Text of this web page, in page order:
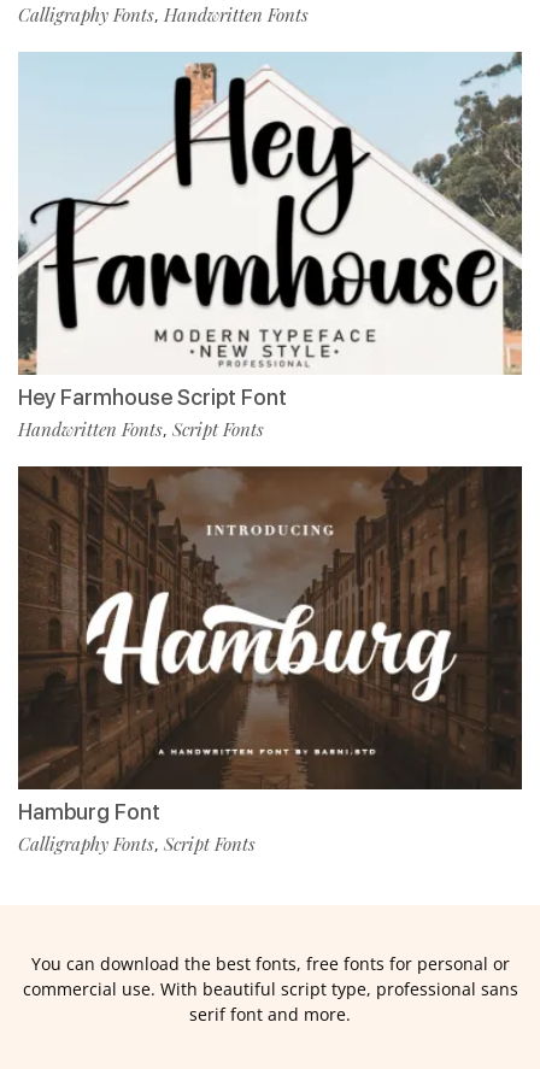
Calligraphy Fonts, Handwritten Fonts
Hey Farmhouse Script Font
Handwritten Fonts, Script Fonts
Hamburg Font
Calligraphy Fonts, Script Fonts
You can download the best fonts, free fonts for personal or
commercial use. With beautiful script type, professional sans
serif font and more.